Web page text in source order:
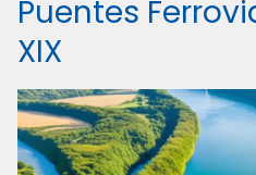
Puentes
XIX